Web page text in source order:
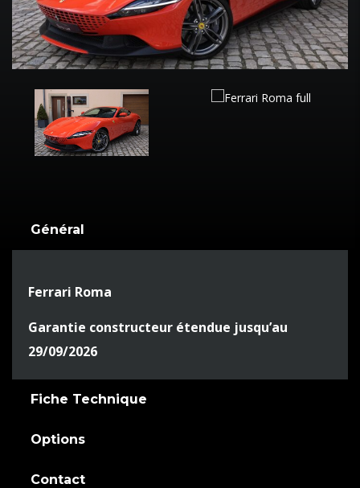
Général
Ferrari Roma
Garantie constructeur étendue jusqu’au
29/09/2026
Fiche Technique
Options
Contact